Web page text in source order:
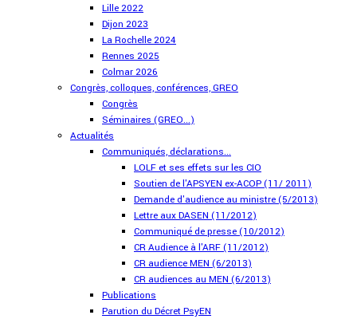
Lille 2022
Dijon 2023
La Rochelle 2024
Rennes 2025
Colmar 2026
Congrès, colloques, conférences, GREO
Congrès
Séminaires (GREO...)
Actualités
Communiqués, déclarations...
LOLF et ses effets sur les CIO
Soutien de l'APSYEN ex-ACOP (11/ 2011)
Demande d'audience au ministre (5/2013)
Lettre aux DASEN (11/2012)
Communiqué de presse (10/2012)
CR Audience à l'ARF (11/2012)
CR audience MEN (6/2013)
CR audiences au MEN (6/2013)
Publications
Parution du Décret PsyEN